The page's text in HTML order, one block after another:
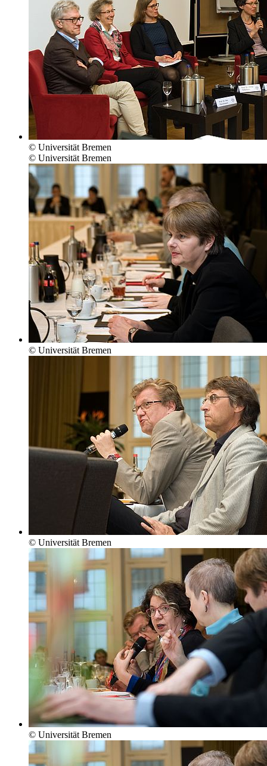
© Universität Bremen
© Universität Bremen
© Universität Bremen
© Universität Bremen
© Universität Bremen